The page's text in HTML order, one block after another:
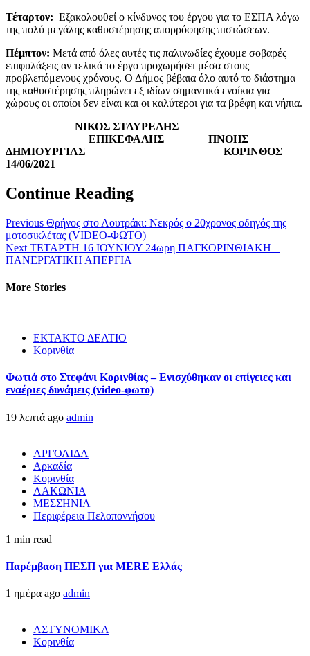
Τέταρτον: Εξακολουθεί ο κίνδυνος του έργου για το ΕΣΠΑ λόγω
της πολύ μεγάλης καθυστέρησης απορρόφησης πιστώσεων.
Πέμπτον: Μετά από όλες αυτές τις παλινωδίες έχουμε σοβαρές
επιφυλάξεις αν τελικά το έργο προχωρήσει μέσα στους
προβλεπόμενους χρόνους. Ο Δήμος βέβαια όλο αυτό το διάστημα
της καθυστέρησης πληρώνει εξ ιδίων σημαντικά ενοίκια για
χώρους οι οποίοι δεν είναι και οι καλύτεροι για τα βρέφη και νήπια.
ΝΙΚΟΣ ΣΤΑΥΡΕΛΗΣ
ΕΠΙΚΕΦΑΛΗΣ ΠΝΟΗΣ
ΔΗΜΙΟΥΡΓΙΑΣ ΚΟΡΙΝΘΟΣ
14/06/2021
Continue Reading
Previous Θρήνος στο Λουτράκι: Νεκρός ο 20χρονος οδηγός της
μοτοσικλέτας (VIDEO-ΦΩΤΟ)
Next ΤΕΤΑΡΤΗ 16 ΙΟΥΝΙΟΥ 24ωρη ΠΑΓΚΟΡΙΝΘΙΑΚΗ –
ΠΑΝΕΡΓΑΤΙΚΗ ΑΠΕΡΓΙΑ
More Stories
ΕΚΤΑΚΤΟ ΔΕΛΤΙΟ
Κορινθία
Φωτιά στο Στεφάνι Κορινθίας – Ενισχύθηκαν οι επίγειες και
εναέριες δυνάμεις (video-φωτο)
19 λεπτά ago admin
ΑΡΓΟΛΙΔΑ
Αρκαδία
Κορινθία
ΛΑΚΩΝΙΑ
ΜΕΣΣΗΝΙΑ
Περιφέρεια Πελοποννήσου
1 min read
Παρέμβαση ΠΕΣΠ για MERE Ελλάς
1 ημέρα ago admin
ΑΣΤΥΝΟΜΙΚΑ
Κορινθία